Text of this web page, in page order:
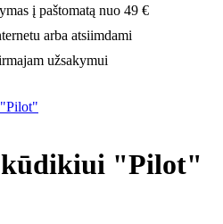
į paštomatą nuo 49 €
arba atsiimdami
užsakymui
"Pilot"